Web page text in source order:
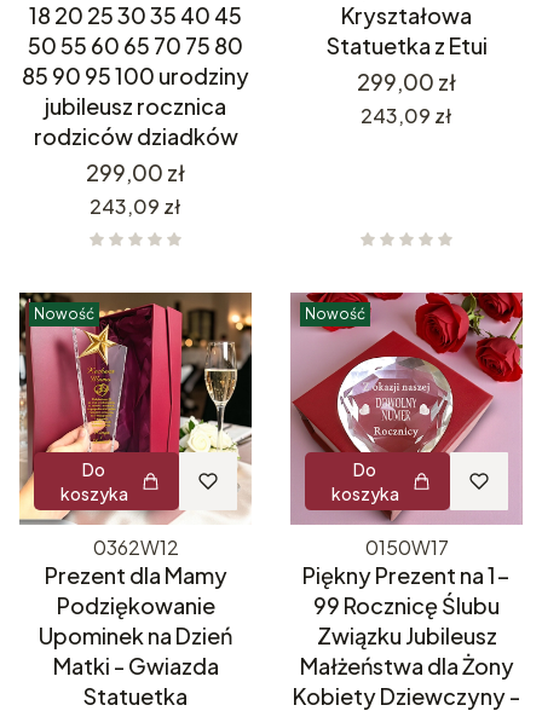
18 20 25 30 35 40 45
50 55 60 65 70 75 80
85 90 95 100 urodziny
jubileusz rocznica
rodziców dziadków
Cena
299,00 zł
Cena
243,09 zł
Kryształowa
Statuetka z Etui
Cena
299,00 zł
Cena
243,09 zł
Nowość
Do
koszyka
0362W12
Prezent dla Mamy
Podziękowanie
Upominek na Dzień
Matki - Gwiazda
Statuetka
Nowość
Do
koszyka
0150W17
Piękny Prezent na 1-
99 Rocznicę Ślubu
Związku Jubileusz
Małżeństwa dla Żony
Kobiety Dziewczyny -